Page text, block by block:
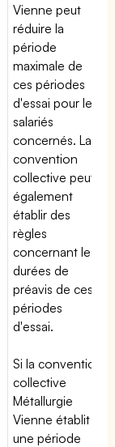
Vienne peut
réduire la
période
maximale de
ces périodes
d'essai pour les
salariés
concernés. La
convention
collective peut
également
établir des
règles
concernant les
durées de
préavis de ces
périodes
d'essai.
Si la convention
collective
Métallurgie
Vienne établit
une période